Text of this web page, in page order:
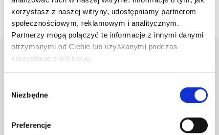
korzystasz z naszej witryny, udostępniamy partnerom
społecznościowym, reklamowym i analitycznym.
Partnerzy mogą połączyć te informacje z innymi danymi
otrzymanymi od Ciebie lub uzyskanymi podczas
korzystania z ich usług.
zgody
Niezbędne
Preferencje
Potrzebujesz